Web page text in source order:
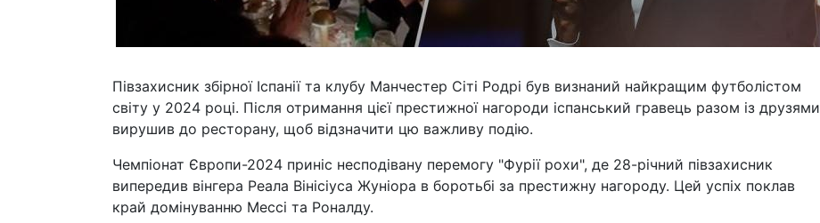
Півзахисник збірної Іспанії та клубу Манчестер Сіті Родрі був визнаний найкращим футболістом
світу у 2024 році. Після отримання цієї престижної нагороди іспанський гравець разом із друзями
вирушив до ресторану, щоб відзначити цю важливу подію.
Чемпіонат Європи-2024 приніс несподівану перемогу "Фурії рохи", де 28-річний півзахисник
випередив вінгера Реала Вінісіуса Жуніора в боротьбі за престижну нагороду. Цей успіх поклав
край домінуванню Мессі та Роналду.